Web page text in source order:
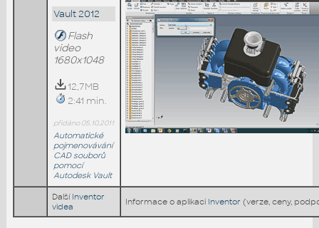
Vault 2012
Flash
video
1680x1048
12,7MB
2:41 min.
přidáno 05.10.2011
Automatické
pojmenovávání
CAD souborů
pomocí
Autodesk Vault
Další Inventor
videa
Informace o aplikaci Inventor (verze, ceny,